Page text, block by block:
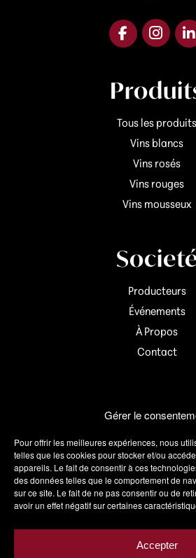
Gérer le
Pour offrir les meilleures expériences, nous
telles que les cookies pour stocker et/ou
appareils. Le fait de consentir à ces
des données telles que le comportement de
sur ce site. Le fait de ne pas consentir ou de
avoir un effet négatif sur certaines
Accepter
Tous les produits
Vins blancs
Vins rosés
Vins rouges
Vins mousseux
Producteurs
Événements
À Propos
Contact
Mon compte
Panier
Wishlist
Conditions de
Politique de